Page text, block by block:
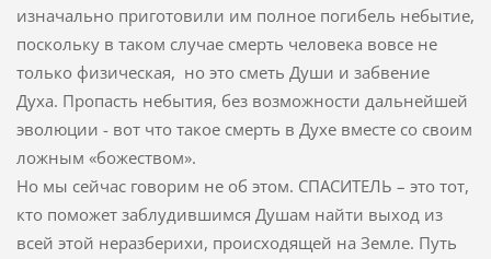
изначально приготовили им полное погибель небытие,
поскольку в таком случае смерть человека вовсе не
только физическая, но это сметь Души и забвение
Духа. Пропасть небытия, без возможности дальнейшей
эволюции - вот что такое смерть в Духе вместе со своим
ложным «божеством».
Но мы сейчас говорим не об этом. СПАСИТЕЛЬ – это тот,
кто поможет заблудившимся Душам найти выход из
всей этой неразберихи, происходящей на Земле. Путь